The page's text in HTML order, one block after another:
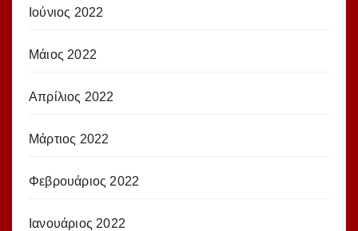
Ιούνιος 2022
Μάιος 2022
Απρίλιος 2022
Μάρτιος 2022
Φεβρουάριος 2022
Ιανουάριος 2022